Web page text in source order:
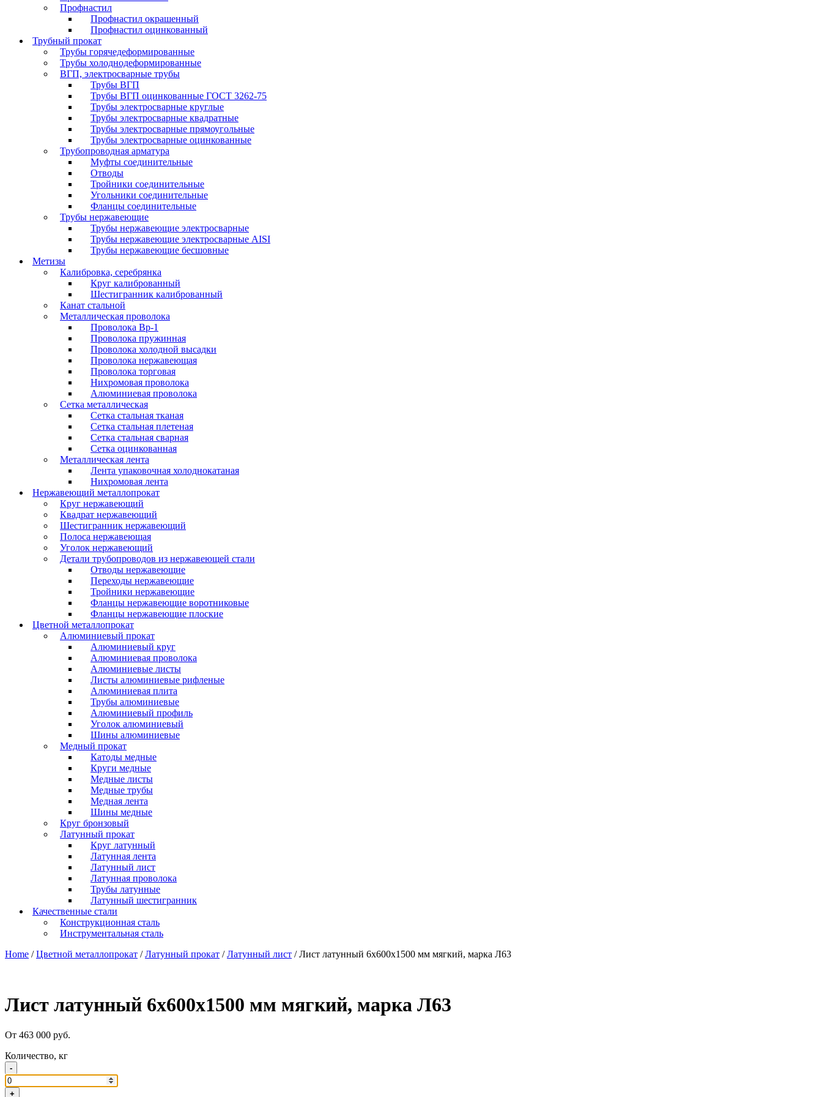
Профнастил
Профнастил окрашенный
Профнастил оцинкованный
Трубный прокат
Трубы горячедеформированные
Трубы холоднодеформированные
ВГП, электросварные трубы
Трубы ВГП
Трубы ВГП оцинкованные ГОСТ 3262-75
Трубы электросварные круглые
Трубы электросварные квадратные
Трубы электросварные прямоугольные
Трубы электросварные оцинкованные
Трубопроводная арматура
Муфты соединительные
Отводы
Тройники соединительные
Угольники соединительные
Фланцы соединительные
Трубы нержавеющие
Трубы нержавеющие электросварные
Трубы нержавеющие электросварные AISI
Трубы нержавеющие бесшовные
Метизы
Калибровка, серебрянка
Круг калиброванный
Шестигранник калиброванный
Канат стальной
Металлическая проволока
Проволока Вр-1
Проволока пружинная
Проволока холодной высадки
Проволока нержавеющая
Проволока торговая
Нихромовая проволока
Алюминиевая проволока
Сетка металлическая
Сетка стальная тканая
Сетка стальная плетеная
Сетка стальная сварная
Сетка оцинкованная
Металлическая лента
Лента упаковочная холоднокатаная
Нихромовая лента
Нержавеющий металлопрокат
Круг нержавеющий
Квадрат нержавеющий
Шестигранник нержавеющий
Полоса нержавеющая
Уголок нержавеющий
Детали трубопроводов из нержавеющей стали
Отводы нержавеющие
Переходы нержавеющие
Тройники нержавеющие
Фланцы нержавеющие воротниковые
Фланцы нержавеющие плоские
Цветной металлопрокат
Алюминиевый прокат
Алюминиевый круг
Алюминиевая проволока
Алюминиевые листы
Листы алюминиевые рифленые
Алюминиевая плита
Трубы алюминиевые
Алюминиевый профиль
Уголок алюминиевый
Шины алюминиевые
Медный прокат
Катоды медные
Круги медные
Медные листы
Медные трубы
Медная лента
Шины медные
Круг бронзовый
Латунный прокат
Круг латунный
Латунная лента
Латунный лист
Латунная проволока
Трубы латунные
Латунный шестигранник
Качественные стали
Конструкционная сталь
Инструментальная сталь
Home /Цветной металлопрокат /Латунный прокат /Латунный лист / Лист латунный 6х600х1500 мм мягкий, марка Л63
Лист латунный 6х600х1500 мм мягкий, марка Л63
От 463 000 руб.
Количество, кг
-
+